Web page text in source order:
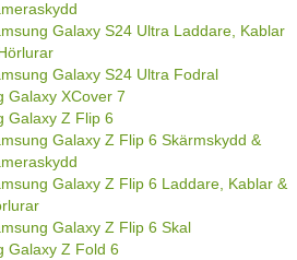
Galaxy S24 Ultra Laddare, Kablar
Galaxy S24 Ultra Fodral
Galaxy XCover 7
Galaxy Z Flip 6
Galaxy Z Flip 6 Skärmskydd &
Galaxy Z Flip 6 Laddare, Kablar &
Galaxy Z Flip 6 Skal
Galaxy Z Fold 6